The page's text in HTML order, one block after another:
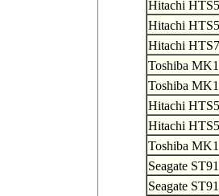
Hitachi
Hitachi
Hitachi
Toshiba
Toshiba
Hitachi
Hitachi
Toshiba
Seagate
Seagate